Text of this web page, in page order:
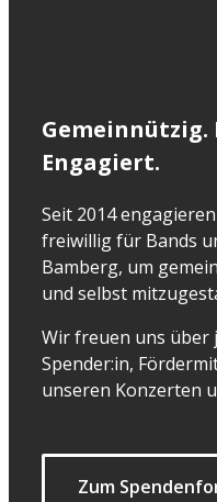
Engagiert.
Seit 2014
freiwillig für Bands
Bamberg, um
und selbst
Wir freuen uns über
Spender:in,
unseren Konzerten
Zum